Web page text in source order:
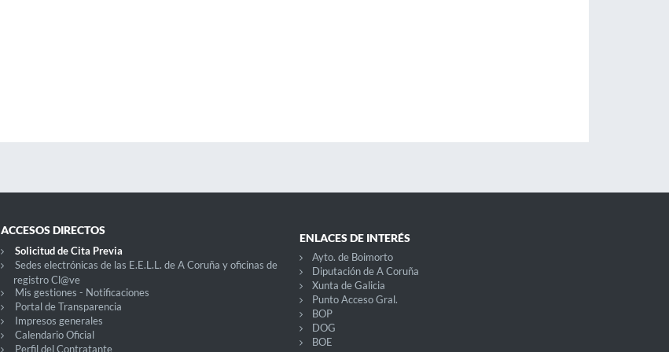
ACCESOS DIRECTOS
Solicitud de Cita Previa
Sedes electrónicas de las E.E.L.L. de A Coruña y oficinas de
registro Cl@ve
Mis gestiones - Notificaciones
Portal de Transparencia
Impresos generales
Calendario Oficial
Perfil del Contratante
ENLACES DE INTERÉS
Ayto. de Boimorto
Diputación de A Coruña
Xunta de Galicia
Punto Acceso Gral.
BOP
DOG
BOE